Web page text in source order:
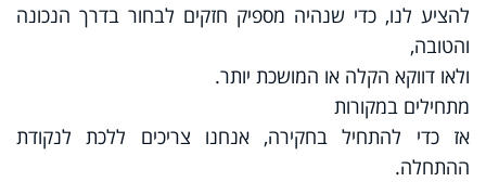
להציע לנו, כדי שנהיה מספיק חזקים לבחור בדרך הנכונה
והטובה,
ולאו דווקא הקלה או המושכת יותר.
מתחילים במקורות
אז כדי להתחיל בחקירה, אנחנו צריכים ללכת לנקודת
ההתחלה.